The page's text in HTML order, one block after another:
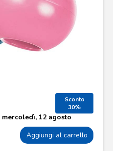
Sconto
30%
mercoledì, 12 agosto
Aggiungi al carrello